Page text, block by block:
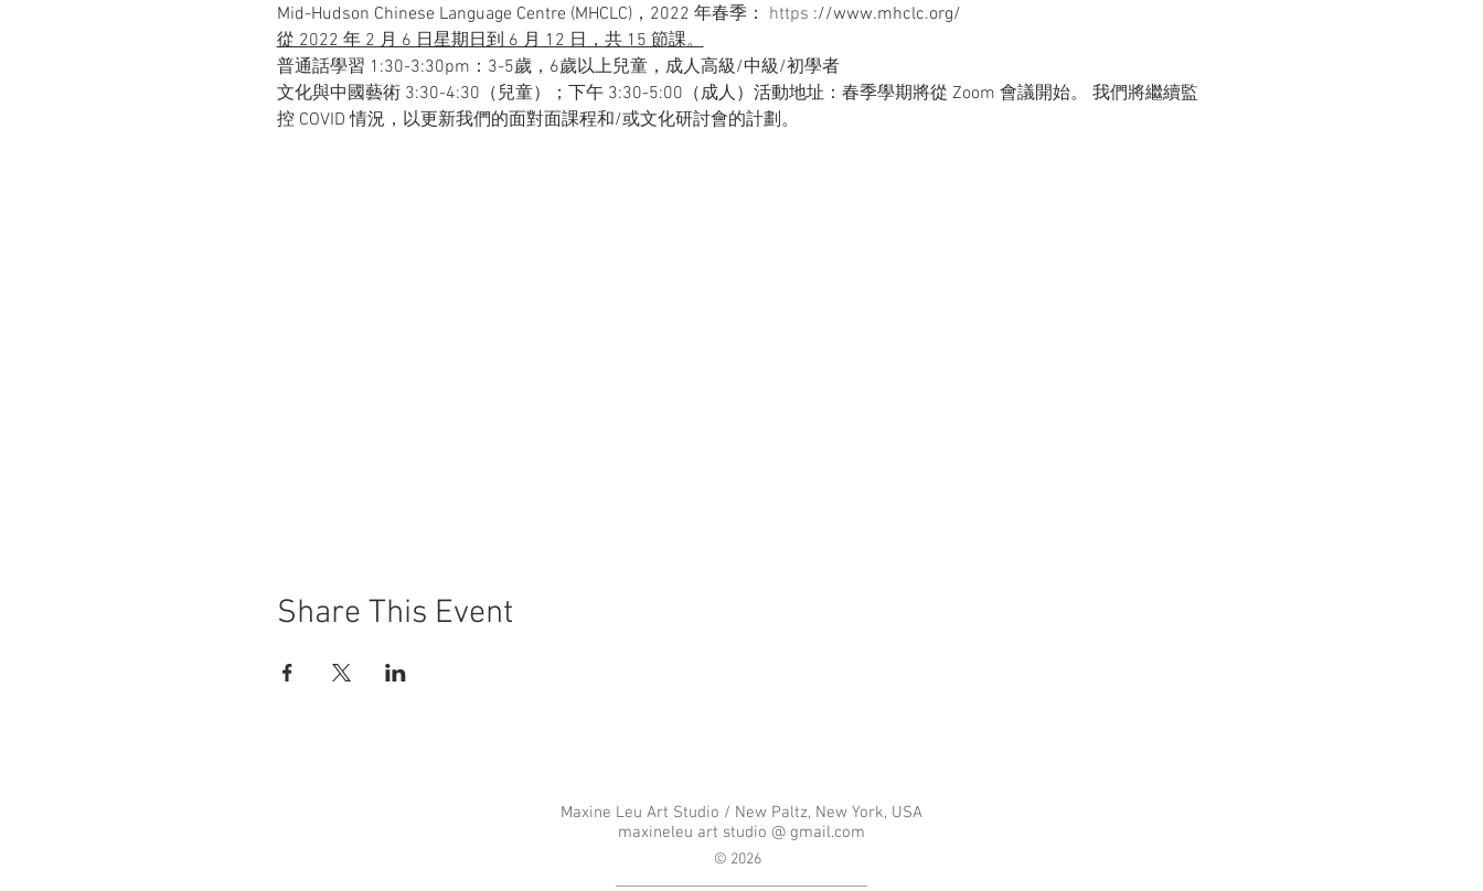
Mid-Hudson Chinese Language Centre (MHCLC)，2022 年春季： https ://www.mhclc.org/
從 2022 年 2 月 6 日星期日到 6 月 12 日，共 15 節課。
普通話學習 1:30-3:30pm：3-5歲，6歲以上兒童，成人高級/中級/初學者
文化與中國藝術 3:30-4:30（兒童）；下午 3:30-5:00（成人） 活動地址：春季學期將從 Zoom 會議開始。 我們將繼續監
控 COVID 情況，以更新我們的面對面課程和/或文化研討會的計劃。
Share This Event
Maxine Leu Art Studio / New Paltz, New York, USA
maxineleu art studio @ gmail.com​
© 2026